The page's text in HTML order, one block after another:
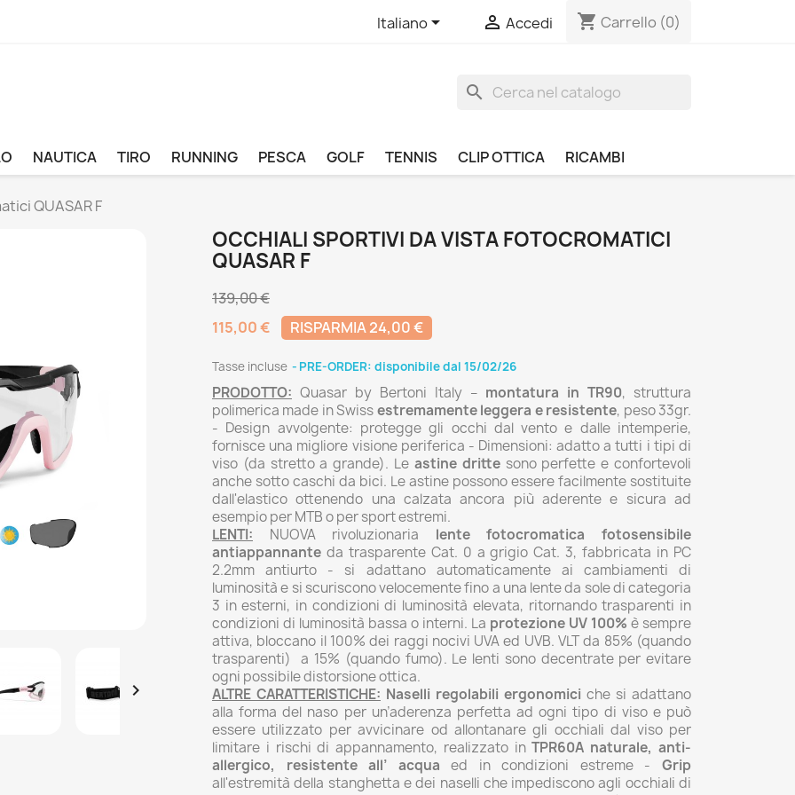
Italiano  Accedi shopping_cart Carrello (0)
search
NAUTICA TIRO RUNNING PESCA GOLF TENNIS CLIP OTTICA RICAMBI
QUASAR F

OCCHIALI SPORTIVI DA VISTA FOTOCROMATICI
QUASAR F
139,00 €
115,00 €
RISPARMIA 24,00 €
Tasse incluse PRE-ORDER: disponibile dal 15/02/26
PRODOTTO: Quasar by Bertoni Italy – montatura in TR90, struttura
polimerica made in Swissestremamente leggera e resistente, peso 33gr.
- Design avvolgente: protegge gli occhi dal vento e dalle intemperie,
fornisce una migliore visione periferica - Dimensioni: adatto a tutti i tipi di
viso (da stretto a grande). Le astine drittesono perfette e confortevoli
anche sotto caschi da bici. Le astine possono essere facilmente sostituite
dall'elastico ottenendo una calzata ancora più aderente e sicura ad
esempio per MTB o per sport estremi.
LENTI: NUOVA rivoluzionaria lente fotocromatica fotosensibile
antiappannante da trasparente Cat. 0 a grigio Cat. 3, fabbricata in PC
2.2mm antiurto - si adattano automaticamente ai cambiamenti di
luminosità e si scuriscono velocemente fino a una lente da sole di categoria
3 in esterni, in condizioni di luminosità elevata, ritornando trasparenti in
condizioni di luminosità bassa o interni. La protezione UV 100% è sempre
attiva, bloccano il 100% dei raggi nocivi UVA ed UVB. VLT da 85% (quando
trasparenti) a 15% (quando fumo). Le lenti sono decentrate per evitare
ogni possibile distorsione ottica.
ALTRE CARATTERISTICHE: Naselli regolabili ergonomici che si adattano
alla forma del naso per un’aderenza perfetta ad ogni tipo di viso e può
essere utilizzato per avvicinare od allontanare gli occhiali dal viso per
limitare i rischi di appannamento, realizzato inTPR60A naturale, anti-
allergico, resistente all’ acqua ed in condizioni estreme -Grip
all'estremità della stanghetta e dei naselli che impediscono agli occhiali di